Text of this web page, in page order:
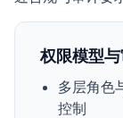
权限模型
多层角色
控制